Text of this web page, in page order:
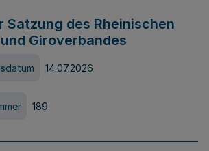
Satzung des Rheinischen
Giroverbandes
14.07.2026
189